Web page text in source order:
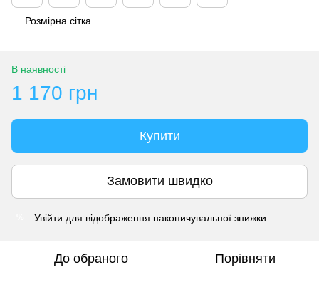
Розмірна сітка
В наявності
1 170 грн
Купити
Замовити швидко
Увійти для відображення накопичувальної знижки
До обраного Порівняти